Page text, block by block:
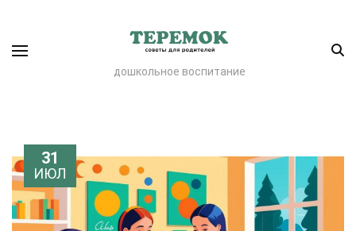
дошкольное воспитание
31
ИЮЛ